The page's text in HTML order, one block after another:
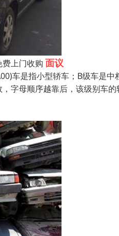
上门收购 面议
车是指小型轿车；B级车是
字母顺序越靠后，该级别车